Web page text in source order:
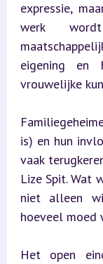
expressie,
werk
eigening en
vrouwelijke
is) en hun
vaak
Lize Spit. Wat
niet alleen
hoeveel moed
Het open